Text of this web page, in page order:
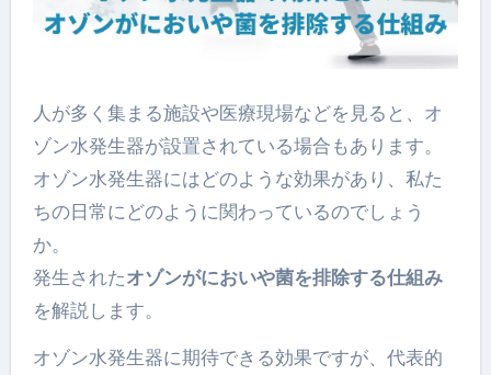
人が多く集まる施設や医療現場などを見ると、オ
ゾン水発生器が設置されている場合もあります。
オゾン水発生器にはどのような効果があり、私た
ちの日常にどのように関わっているのでしょう
か。
発生されたオゾンがにおいや菌を排除する仕組み
を解説します。
オゾン水発生器に期待できる効果ですが、代表的